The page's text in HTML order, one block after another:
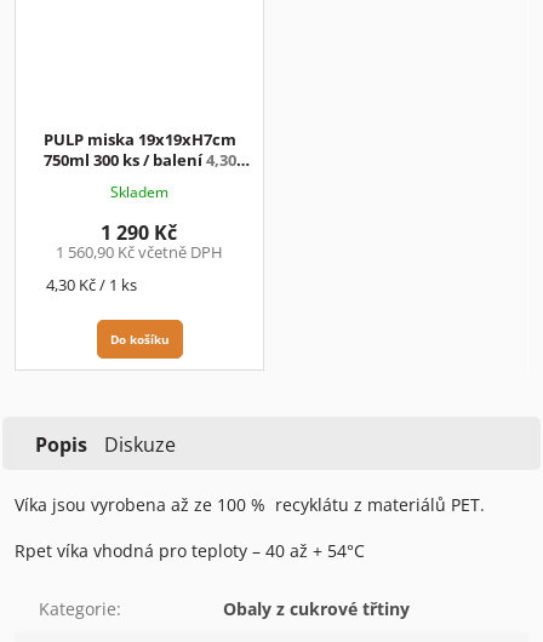
PULP miska 19x19xH7cm
750ml 300 ks / balení4,30
Skladem
1 560,90 Kč včetně DPH
1 290 Kč
Měrná
4,30 Kč / 1 ks
Do košíku
Popis Diskuze
Víka jsou vyrobena až ze 100 % recyklátu z materiálů PET.
Rpet víka vhodná pro teploty – 40 až + 54°C
Kategorie: Obaly z cukrové třtiny